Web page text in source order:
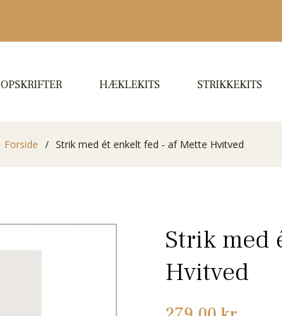
OPSKRIFTER HÆKLEKITS STRIKKEKITS
Forside / Strik med ét enkelt fed - af Mette Hvitved
Strik med
Hvitved
Normalpris